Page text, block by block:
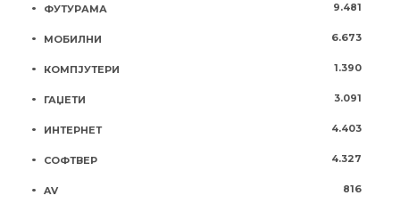
ФУТУРАМА 9.481
МОБИЛНИ 6.673
КОМПЈУТЕРИ 1.390
ГАЏЕТИ 3.091
ИНТЕРНЕТ 4.403
СОФТВЕР 4.327
AV 816